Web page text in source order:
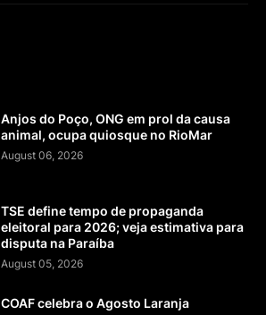
Anjos do Poço, ONG em prol da causa
animal, ocupa quiosque no RioMar
August 06, 2026
TSE define tempo de propaganda
eleitoral para 2026; veja estimativa para
disputa na Paraíba
August 05, 2026
COAF celebra o Agosto Laranja